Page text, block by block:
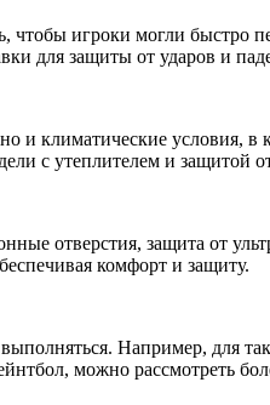
чтобы игроки могли быстро
для защиты от ударов и
климатические условия, в
с утеплителем и защитой
отверстия, защита от
комфорт и защиту.
Например, для
можно рассмотреть